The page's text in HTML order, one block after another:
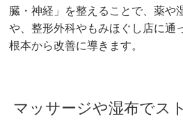
臓・神経」を整えることで、薬や
や、整形外科やもみほぐし店に通
根本から改善に導きます。
マッサージや湿布でス